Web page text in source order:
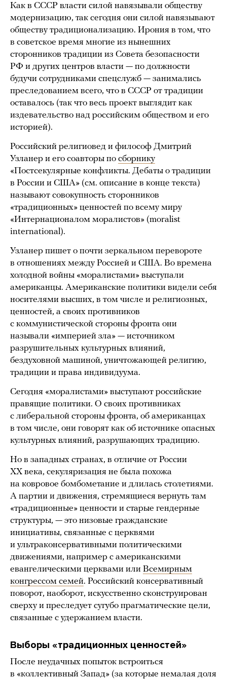
Как в СССР власти силой навязывали обществу
модернизацию, так сегодня они силой навязывают
обществу традиционализацию. Ирония в том, что
в советское время многие из нынешних
сторонников традиции из Совета безопасности
РФ и других центров власти — по должности
будучи сотрудниками спецслужб — занимались
преследованием всего, что в СССР от традиции
оставалось (так что весь проект выглядит как
издевательство над российским обществом и его
историей).
Российский религиовед и философ Дмитрий
Узланер и его соавторы по сборнику
«Постсекулярные конфликты. Дебаты о традиции
в России и США» (см. описание в конце текста)
называют совокупность сторонников
«традиционных» ценностей по всему миру
«Интернационалом моралистов» (moralist
international).
Узланер пишет о почти зеркальном перевороте
в отношениях между Россией и США. Во времена
холодной войны «моралистами» выступали
американцы. Американские политики видели себя
носителями высших, в том числе и религиозных,
ценностей, а своих противников
с коммунистической стороны фронта они
называли «империей зла» — источником
разрушительных культурных влияний,
бездуховной машиной, уничтожающей религию,
традиции и права индивидуума.
Сегодня «моралистами» выступают российские
правящие политики. О своих противниках
с либеральной стороны фронта, об американцах
в том числе, они говорят как об источнике опасных
культурных влияний, разрушающих традицию.
Но в западных странах, в отличие от России
XX века, секуляризация не была похожа
на ковровое бомбометание и длилась столетиями.
А партии и движения, стремящиеся вернуть там
«традиционные» ценности и старые гендерные
структуры, — это низовые гражданские
инициативы, связанные с церквями
и ультраконсервативными политическими
движениями, например с американскими
евангелическими церквами или Всемирным
конгрессом семей. Российский консервативный
поворот, наоборот, искусственно сконструирован
сверху и преследует сугубо прагматические цели,
связанные с удержанием власти.
Выборы «традиционных ценностей»
После неудачных попыток встроиться
в «коллективный Запад» (за которые немалая доля